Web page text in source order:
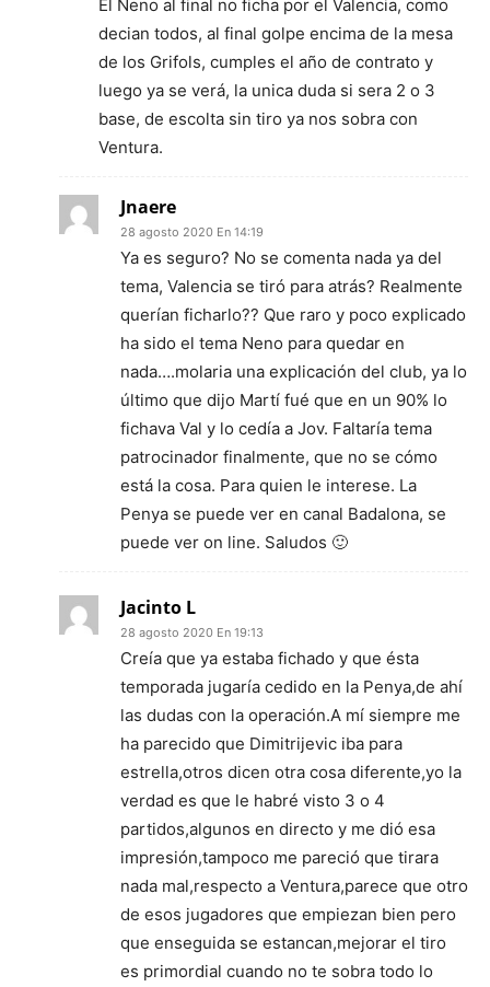
El Neno al final no ficha por el Valencia, como
decian todos, al final golpe encima de la mesa
de los Grifols, cumples el año de contrato y
luego ya se verá, la unica duda si sera 2 o 3
base, de escolta sin tiro ya nos sobra con
Ventura.
Jnaere
28 agosto 2020 En 14:19
Ya es seguro? No se comenta nada ya del
tema, Valencia se tiró para atrás? Realmente
querían ficharlo?? Que raro y poco explicado
ha sido el tema Neno para quedar en
nada….molaria una explicación del club, ya lo
último que dijo Martí fué que en un 90% lo
fichava Val y lo cedía a Jov. Faltaría tema
patrocinador finalmente, que no se cómo
está la cosa. Para quien le interese. La
Penya se puede ver en canal Badalona, se
puede ver on line. Saludos 🙂
Jacinto L
28 agosto 2020 En 19:13
Creía que ya estaba fichado y que ésta
temporada jugaría cedido en la Penya,de ahí
las dudas con la operación.A mí siempre me
ha parecido que Dimitrijevic iba para
estrella,otros dicen otra cosa diferente,yo la
verdad es que le habré visto 3 o 4
partidos,algunos en directo y me dió esa
impresión,tampoco me pareció que tirara
nada mal,respecto a Ventura,parece que otro
de esos jugadores que empiezan bien pero
que enseguida se estancan,mejorar el tiro
es primordial cuando no te sobra todo lo